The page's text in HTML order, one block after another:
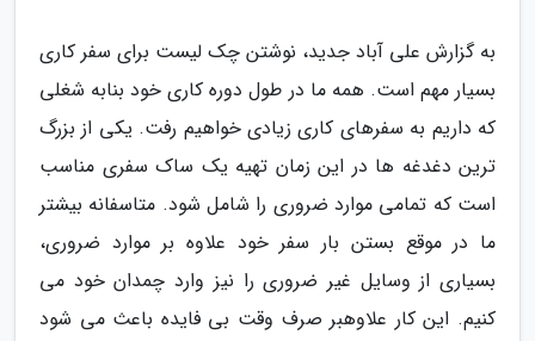
به گزارش علی آباد جدید، نوشتن چک لیست برای سفر کاری
بسیار مهم است. همه ما در طول دوره کاری خود بنابه شغلی
که داریم به سفرهای کاری زیادی خواهیم رفت. یکی از بزرگ
ترین دغدغه ها در این زمان تهیه یک ساک سفری مناسب
است که تمامی موارد ضروری را شامل شود. متاسفانه بیشتر
ما در موقع بستن بار سفر خود علاوه بر موارد ضروری،
بسیاری از وسایل غیر ضروری را نیز وارد چمدان خود می
کنیم. این کار علاوه­بر صرف وقت بی فایده باعث می شود